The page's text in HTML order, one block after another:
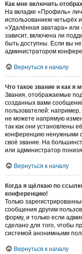
Как мне включить
На вкладке «Профиль»
использованием четырёх
«Удалённая аватара» или
зависит, включена ли
быть доступны. Если вы
администратором
Вернуться к началу
Что такое звание и как я
Звания, отображаемые
созданных вами
пользователей:
не можете напрямую
так как они установлены
конференцию ненужными
своё звание. На
или администратор
Вернуться к началу
Когда я щёлкаю по
конференцию!
Только
сообщения другим
форму, и только если
сделано для того, чтобы
системой анонимными
Вернуться к началу